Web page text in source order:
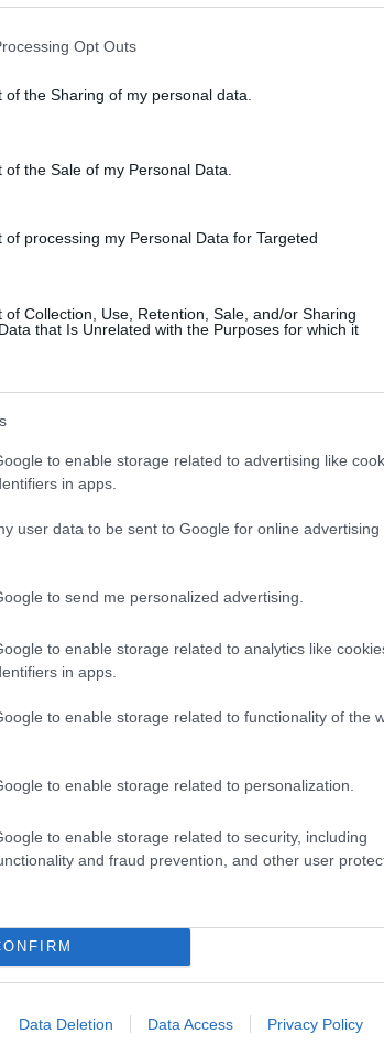
Opt Outs
of the Sharing of my personal data.
the Sale of my Personal Data.
of processing my Personal Data for Targeted
of Collection, Use, Retention, Sale, and/or Sharing
that Is Unrelated with the Purposes for which it
to enable storage related to advertising like
in apps.
user data to be sent to Google for online advertising
to send me personalized advertising.
to enable storage related to analytics like
in apps.
to enable storage related to functionality of the
to enable storage related to personalization.
to enable storage related to security, including
and fraud prevention, and other user
Data Deletion Data Access Privacy Policy